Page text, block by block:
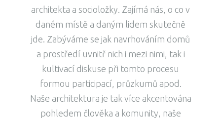
architekta a socioložky. Zajímá nás, o co v
daném místě a daným lidem skutečně
jde. Zabýváme se jak navrhováním domů
a prostředí uvnitř nich i mezi nimi, tak i
kultivací diskuse při tomto procesu
formou participací, průzkumů apod.
Naše architektura je tak více akcentována
pohledem člověka a komunity, naše